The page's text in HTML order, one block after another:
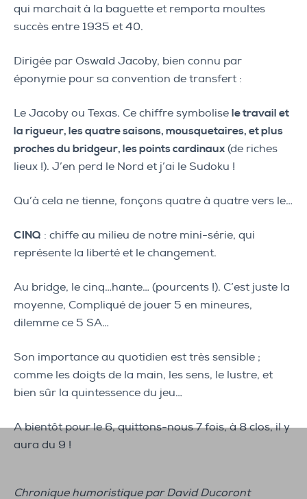
qui marchait à la baguette et remporta moultes
succès entre 1935 et 40.
Dirigée par Oswald Jacoby, bien connu par
éponymie pour sa convention de transfert :
Le Jacoby ou Texas. Ce chiffre symbolise le travail et
la rigueur, les quatre saisons, mousquetaires, et plus
proches du bridgeur, les points cardinaux (de riches
lieux !). J’en perd le Nord et j’ai le Sudoku !
Qu’à cela ne tienne, fonçons quatre à quatre vers le…
CINQ : chiffe au milieu de notre mini-série, qui
représente la liberté et le changement.
Au bridge, le cinq…hante… (pourcents !). C’est juste la
moyenne, Compliqué de jouer 5 en mineures,
dilemme ce 5 SA…
Son importance au quotidien est très sensible ;
comme les doigts de la main, les sens, le lustre, et
bien sûr la quintessence du jeu…
A bientôt pour le 6, quittons-nous 7 fois, à 8 clos, il y
aura du 9 !
Chronique humoristique par David Ducoront